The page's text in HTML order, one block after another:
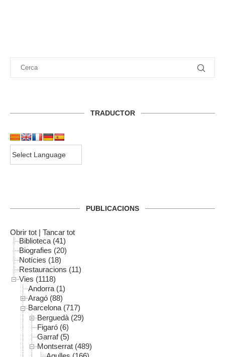
TRADUCTOR
PUBLICACIONS
Obrir tot | Tancar tot
Biblioteca (41)
Biografies (20)
Notícies (18)
Restauracions (11)
Vies (1118)
Andorra (1)
Aragó (88)
Barcelona (717)
Berguedà (29)
Figaró (6)
Garraf (5)
Montserrat (489)